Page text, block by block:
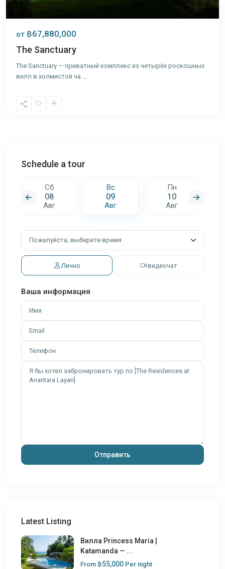
от ฿67,880,000
The Sanctuary
The Sanctuary — приватный комплекс из четырёх роскошных
вилл в холмистой ча ...
Schedule a tour
Сб
08
Авг
Вс
09
Авг
Пн
10
Авг
Лично видеочат
Ваша информация
Latest Listing
Вилла Princess Maria |
Katamanda — ...
From ฿55,000 Per night